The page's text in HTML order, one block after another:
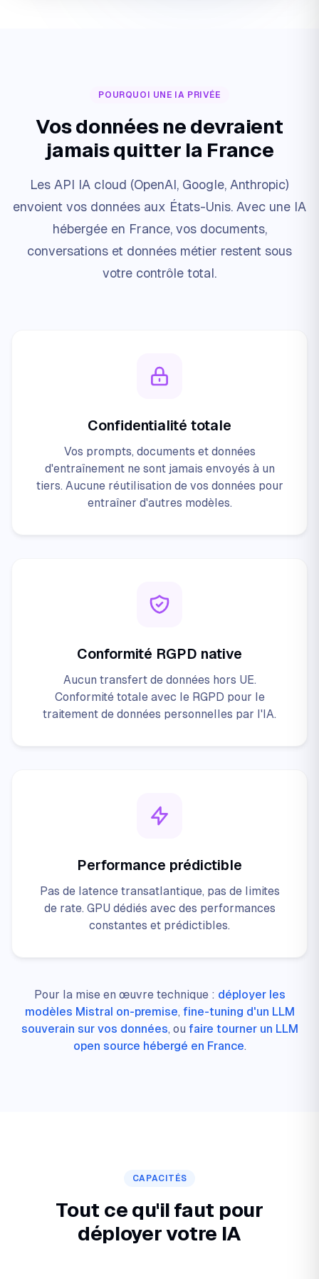
POURQUOI UNE IA PRIVÉE
Vos données ne devraient
jamais quitter la France
Les API IA cloud (OpenAI, Google, Anthropic)
envoient vos données aux États-Unis. Avec une IA
hébergée en France, vos documents,
conversations et données métier restent sous
votre contrôle total.
Confidentialité totale
Vos prompts, documents et données
d'entraînement ne sont jamais envoyés à un
tiers. Aucune réutilisation de vos données pour
entraîner d'autres modèles.
Conformité RGPD native
Aucun transfert de données hors UE.
Conformité totale avec le RGPD pour le
traitement de données personnelles par l'IA.
Performance prédictible
Pas de latence transatlantique, pas de limites
de rate. GPU dédiés avec des performances
constantes et prédictibles.
Pour la mise en œuvre technique : déployer les
modèles Mistral on-premise, fine-tuning d'un LLM
souverain sur vos données, ou faire tourner un LLM
open source hébergé en France.
CAPACITÉS
Tout ce qu'il faut pour
déployer votre IA